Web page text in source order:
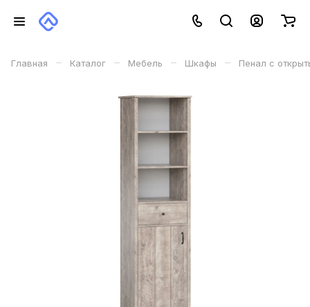
Главная – Каталог – Мебель – Шкафы – Пенал с